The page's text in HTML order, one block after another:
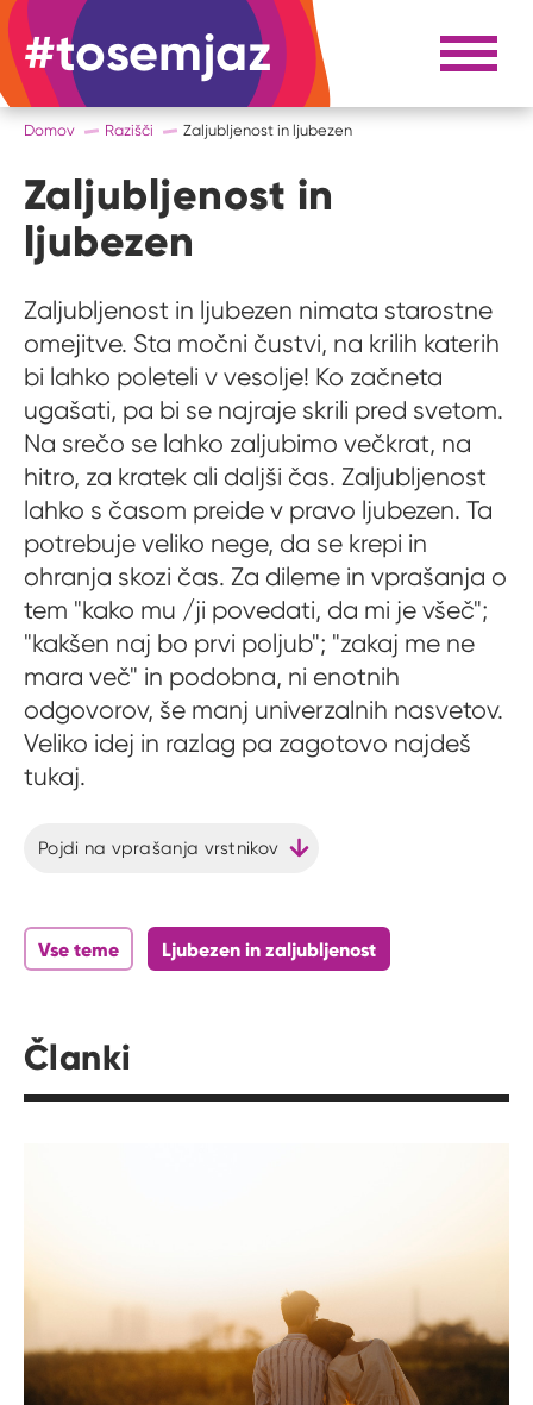
#tosemjaz #to sem jaz Razpri
Domov Razišči Zaljubljenost in ljubezen
Zaljubljenost in
ljubezen
Zaljubljenost in ljubezen nimata starostne
omejitve. Sta močni čustvi, na krilih katerih
bi lahko poleteli v vesolje! Ko začneta
ugašati, pa bi se najraje skrili pred svetom.
Na srečo se lahko zaljubimo večkrat, na
hitro, za kratek ali daljši čas. Zaljubljenost
lahko s časom preide v pravo ljubezen. Ta
potrebuje veliko nege, da se krepi in
ohranja skozi čas. Za dileme in vprašanja o
tem "kako mu /ji povedati, da mi je všeč";
"kakšen naj bo prvi poljub"; "zakaj me ne
mara več" in podobna, ni enotnih
odgovorov, še manj univerzalnih nasvetov.
Veliko idej in razlag pa zagotovo najdeš
tukaj.
Pojdi na vprašanja vrstnikov
Vse teme Ljubezen in zaljubljenost
Članki